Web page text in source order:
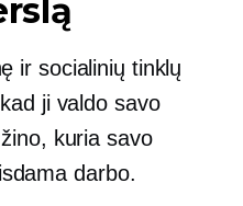
ir socialinių tinklų
ji valdo savo
kuria savo
darbo.